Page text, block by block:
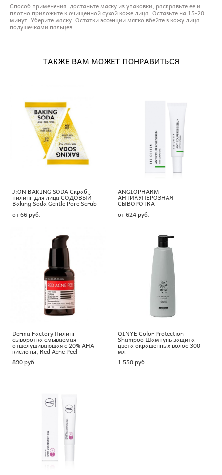
Способ применения: достаньте маску из упаковки, расправьте ее и
плотно приложите к очищенной сухой коже лица. Оставьте на 15-20
минут. Уберите маску. Остатки эссенции мягко вбейте в кожу лица
подушечками пальцев.
ТАКЖЕ ВАМ МОЖЕТ ПОНРАВИТЬСЯ
J:ON BAKING SODA Скраб-
пилинг для лица СОДОВЫЙ
Baking Soda Gentle Pore Scrub
от 66 pуб.
ANGIOPHARM
АНТИКУПЕРОЗНАЯ
СЫВОРОТКА
от 624 pуб.
Derma Factory Пилинг-
сыворотка смываемая
отшелушивающая с 20% AHA-
кислоты, Red Acne Peel
890 pуб.
QINYE Color Protection
Shampoo Шампунь защита
цвета окрашенных волос 300
мл
1 550 pуб.